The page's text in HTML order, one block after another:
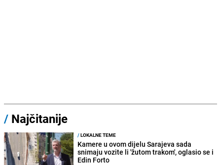
/ Najčitanije
/LOKALNE TEME
Kamere u ovom dijelu Sarajeva sada
snimaju vozite li 'žutom trakom', oglasio se i
Edin Forto